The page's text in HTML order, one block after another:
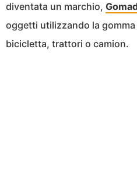
diventata un marchio,
oggetti utilizzando la gomma
bicicletta, trattori o camion.